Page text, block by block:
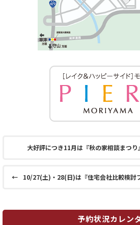
大好評につき11月は『秋の家相談まつ
← 10/27(土)・28(日)は『住宅会社比較検討
予約状況カレン